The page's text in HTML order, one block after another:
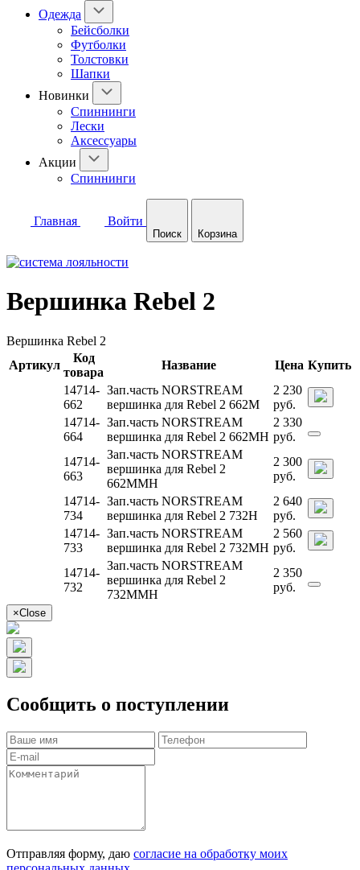
Одежда
Бейсболки
Футболки
Толстовки
Шапки
Новинки
Спиннинги
Лески
Аксессуары
Акции
Спиннинги
Главная Войти
Поиск Корзина
Вершинка Rebel 2
Вершинка Rebel 2
Артикул
Код
товара
Название Цена Купить
14714-
662
Зап.часть NORSTREAM
вершинка для Rebel 2 662M
2 230
руб.
14714-
664
Зап.часть NORSTREAM
вершинка для Rebel 2 662MH
2 330
руб.
14714-
663
Зап.часть NORSTREAM
вершинка для Rebel 2
662MMH
2 300
руб.
14714-
734
Зап.часть NORSTREAM
вершинка для Rebel 2 732H
2 640
руб.
14714-
733
Зап.часть NORSTREAM
вершинка для Rebel 2 732MH
2 560
руб.
14714-
732
Зап.часть NORSTREAM
вершинка для Rebel 2
732MMH
2 350
руб.
×Close
Сообщить о поступлении
Отправляя форму, даю согласие на обработку моих